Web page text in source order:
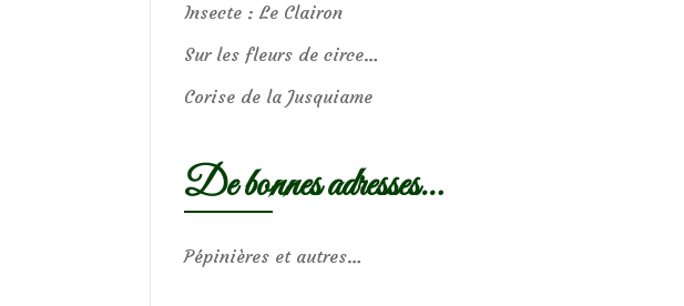
Insecte : Le Clairon
Sur les fleurs de circe…
Corise de la Jusquiame
De bonnes adresses…
Pépinières et autres…